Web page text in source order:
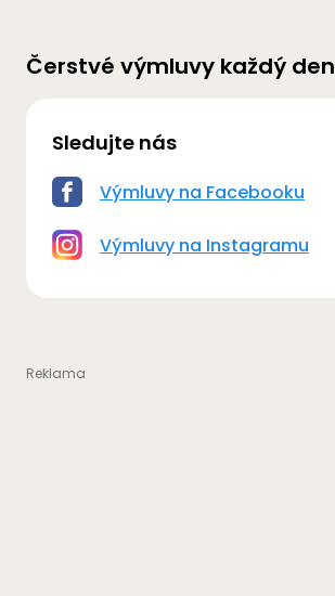
Čerstvé výmluvy každý den
Sledujte nás
Výmluvy na Facebooku
Výmluvy na Instagramu